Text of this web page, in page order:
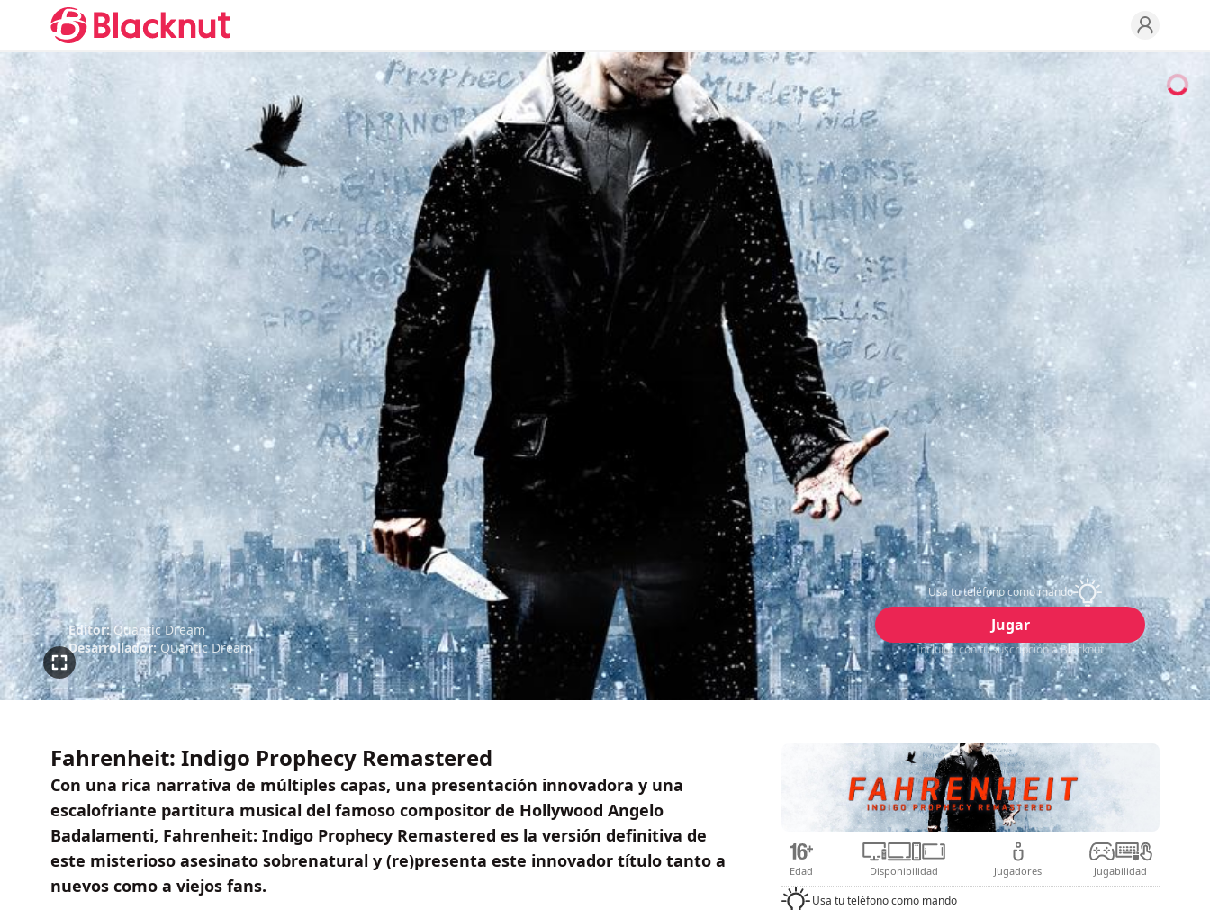
Editor: Quantic Dream
Desarrollador: Quantic Dream
Usa tu teléfono como mando
Jugar
Incluido con tu suscripción a Blacknut
Fahrenheit: Indigo Prophecy Remastered
Con una rica narrativa de múltiples capas, una presentación innovadora y una
escalofriante partitura musical del famoso compositor de Hollywood Angelo
Badalamenti, Fahrenheit: Indigo Prophecy Remastered es la versión definitiva de
este misterioso asesinato sobrenatural y (re)presenta este innovador título tanto a
nuevos como a viejos fans.
Edad Disponibilidad Jugadores Jugabilidad
Usa tu teléfono como mando